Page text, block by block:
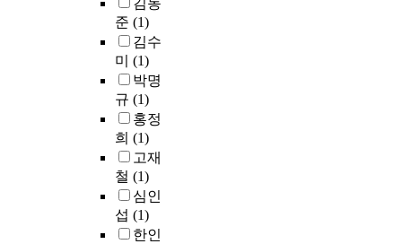
김동
준 (1)
김수
미 (1)
박명
규 (1)
홍정
희 (1)
고재
철 (1)
심인
섭 (1)
한인